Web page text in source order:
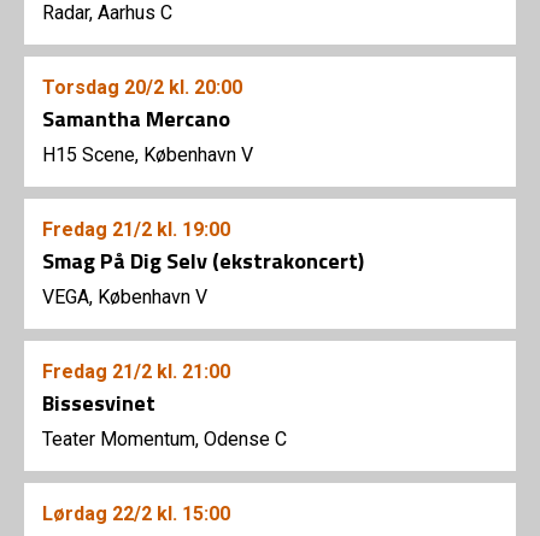
Radar, Aarhus C
Torsdag 20/2 kl. 20:00
Samantha Mercano
H15 Scene, København V
Fredag 21/2 kl. 19:00
Smag På Dig Selv (ekstrakoncert)
VEGA, København V
Fredag 21/2 kl. 21:00
Bissesvinet
Teater Momentum, Odense C
Lørdag 22/2 kl. 15:00